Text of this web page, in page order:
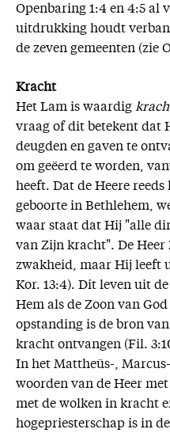
Openbaring 1:4 en 4:5 al
uitdrukking houdt
de zeven gemeenten (zie
Kracht
Het Lam is waardig
vraag of dit betekent dat
deugden en gaven te
om geëerd te worden,
heeft. Dat de Heere
geboorte in Bethlehem,
waar staat dat Hij "alle
van Zijn kracht". De
zwakheid, maar Hij leeft
Kor. 13:4). Dit leven uit
Hem als de Zoon van
opstanding is de bron
kracht ontvangen (Fil.
In het Mattheüs-,
woorden van de Heer
met de wolken in kracht
hogepriesterschap is in